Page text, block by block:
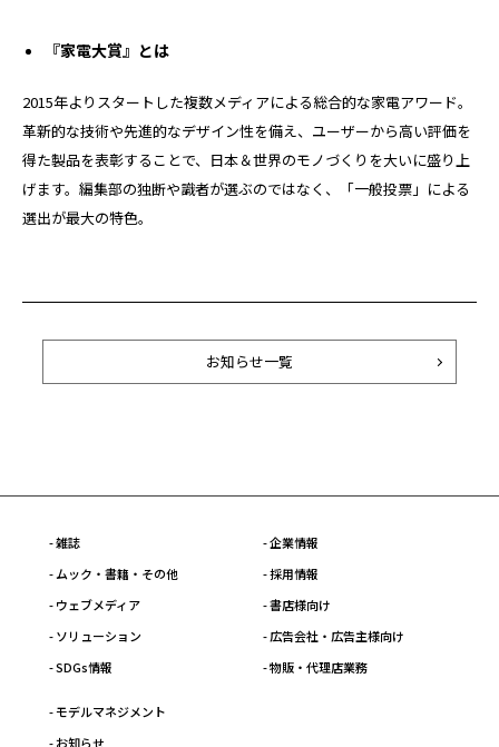
『家電大賞』とは
2015年よりスタートした複数メディアによる総合的な家電アワード。
革新的な技術や先進的なデザイン性を備え、ユーザーから高い評価を
得た製品を表彰することで、日本＆世界のモノづくりを大いに盛り上
げます。編集部の独断や識者が選ぶのではなく、「一般投票」による
選出が最大の特色。
お知らせ一覧
- 雑誌
- ムック・書籍・その他
- ウェブメディア
- ソリューション
- SDGs情報
- 企業情報
- 採用情報
- 書店様向け
- 広告会社・広告主様向け
- 物販・代理店業務
- モデルマネジメント
- お知らせ